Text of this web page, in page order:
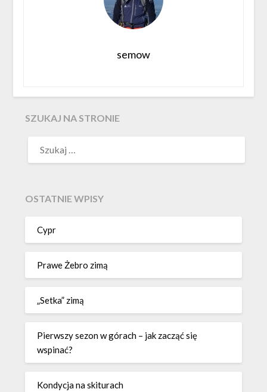
semow
SZUKAJ NA STRONIE
OSTATNIE WPISY
Cypr
Prawe Żebro zimą
„Setka” zimą
Pierwszy sezon w górach – jak zacząć się
wspinać?
Kondycja na skiturach